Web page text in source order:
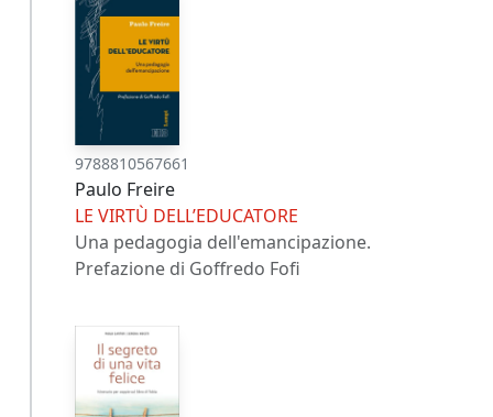
9788810567661
Paulo Freire
LE VIRTÙ DELL’EDUCATORE
Una pedagogia dell'emancipazione.
Prefazione di Goffredo Fofi